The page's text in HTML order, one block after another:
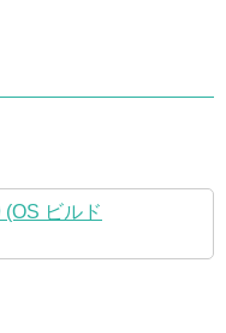
ビルド